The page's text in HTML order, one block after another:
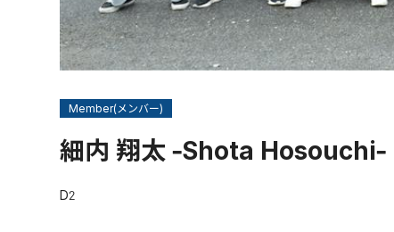
細内 翔太 -Shota Hosouchi-
D2
Member(メンバー)